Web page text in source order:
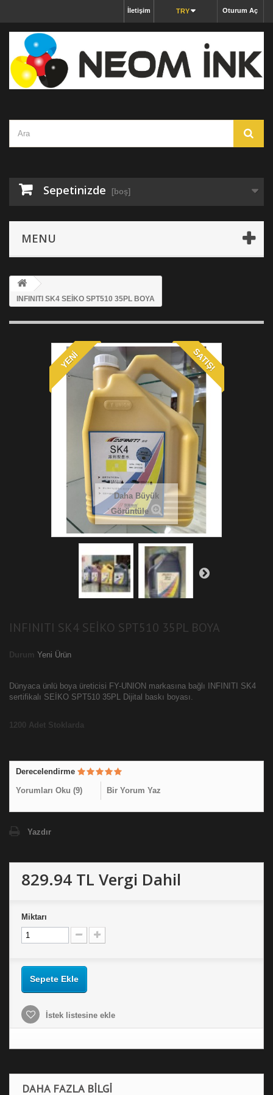
Oturum Aç
TRY
İletişim
Sepetinizde [boş]
MENU
INFINITI SK4 SEİKO SPT510 35PL BOYA
YENI SATIŞ!
Daha Büyük
Görüntüle
INFINITI SK4 SEİKO SPT510 35PL BOYA
Durum Yeni Ürün
Dünyaca ünlü boya üreticisi FY-UNION markasına bağlı INFINITI SK4
sertifikalı SEİKO SPT510 35PL Dijital baskı boyası.
1200 Adet Stoklarda
Derecelendirme
Yorumları Oku (9) Bir Yorum Yaz
Yazdır
829.94 TL Vergi Dahil
Miktarı
Sepete Ekle
İstek listesine ekle
DAHA FAZLA BILGI